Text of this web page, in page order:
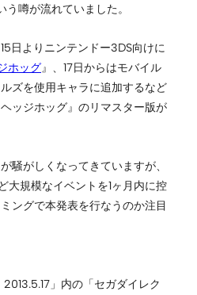
う噂が流れていました。
日よりニンテンドー3DS向けに
ホッグ』、17日からはモバイル
ズを使用キャラに追加するなど
ッジホッグ』のリマスター版が
騒がしくなってきていますが、
大規模なイベントを1ヶ月内に控
ングで本発表を行なうのか注目
」内の「セガダイレク